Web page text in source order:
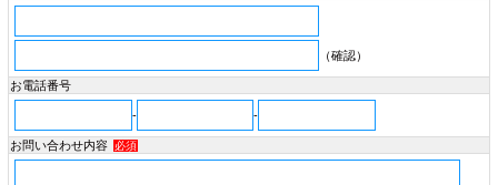
（確認）
お電話番号
- -
お問い合わせ内容 必須